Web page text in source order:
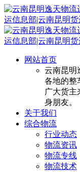
网站首页
云南昆明
各地的整
广大货主
身朋友。
关于我们
综合物流
行业动态
物流资讯
物流专线
物流技术